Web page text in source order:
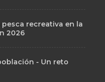
recreativa en la
2026
- Un reto